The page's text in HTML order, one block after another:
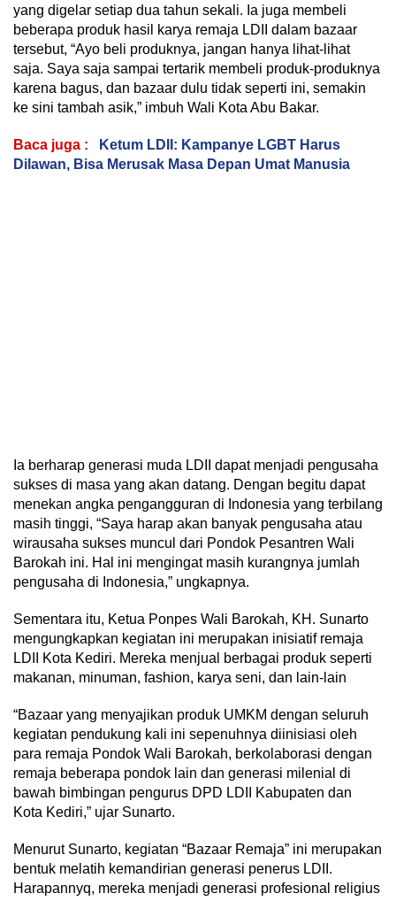
yang digelar setiap dua tahun sekali. Ia juga membeli
beberapa produk hasil karya remaja LDII dalam bazaar
tersebut, “Ayo beli produknya, jangan hanya lihat-lihat
saja. Saya saja sampai tertarik membeli produk-produknya
karena bagus, dan bazaar dulu tidak seperti ini, semakin
ke sini tambah asik,” imbuh Wali Kota Abu Bakar.
Baca juga :
Ketum LDII: Kampanye LGBT Harus
Dilawan, Bisa Merusak Masa Depan Umat Manusia
Ia berharap generasi muda LDII dapat menjadi pengusaha
sukses di masa yang akan datang. Dengan begitu dapat
menekan angka pengangguran di Indonesia yang terbilang
masih tinggi, “Saya harap akan banyak pengusaha atau
wirausaha sukses muncul dari Pondok Pesantren Wali
Barokah ini. Hal ini mengingat masih kurangnya jumlah
pengusaha di Indonesia,” ungkapnya.
Sementara itu, Ketua Ponpes Wali Barokah, KH. Sunarto
mengungkapkan kegiatan ini merupakan inisiatif remaja
LDII Kota Kediri. Mereka menjual berbagai produk seperti
makanan, minuman, fashion, karya seni, dan lain-lain
“Bazaar yang menyajikan produk UMKM dengan seluruh
kegiatan pendukung kali ini sepenuhnya diinisiasi oleh
para remaja Pondok Wali Barokah, berkolaborasi dengan
remaja beberapa pondok lain dan generasi milenial di
bawah bimbingan pengurus DPD LDII Kabupaten dan
Kota Kediri,” ujar Sunarto.
Menurut Sunarto, kegiatan “Bazaar Remaja” ini merupakan
bentuk melatih kemandirian generasi penerus LDII.
Harapannyq, mereka menjadi generasi profesional religius